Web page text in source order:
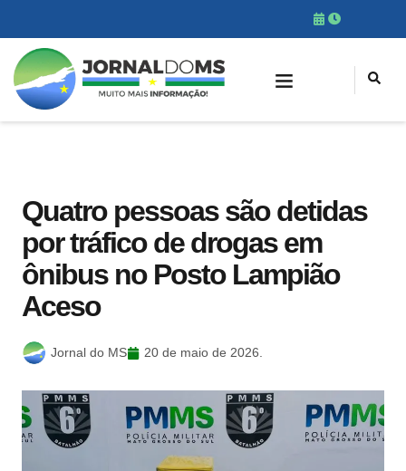
Quatro pessoas são detidas
por tráfico de drogas em
ônibus no Posto Lampião
Aceso
Jornal do MS 20 de maio de 2026.